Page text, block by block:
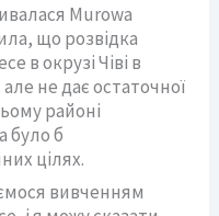
Murowa
що розвідка
в окрузі Чіві в
не дає остаточної
районі
було б
цілях.
вивченням